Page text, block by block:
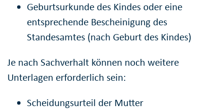
Geburtsurkunde des Kindes oder eine
entsprechende Bescheinigung des
Standesamtes (nach Geburt des Kindes)
Je nach Sachverhalt können noch weitere
Unterlagen erforderlich sein:
Scheidungsurteil der Mutter